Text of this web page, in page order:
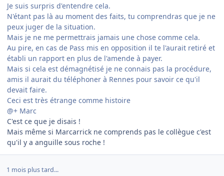
Je suis surpris d'entendre cela.
N'étant pas là au moment des faits, tu comprendras que je ne
peux juger de la situation.
Mais je ne me permettrais jamais une chose comme cela.
Au pire, en cas de Pass mis en opposition il te l'aurait retiré et
établi un rapport en plus de l'amende à payer.
Mais si cela est démagnétisé je ne connais pas la procédure,
amis il aurait du téléphoner à Rennes pour savoir ce qu'il
devait faire.
Ceci est très étrange comme histoire
@+ Marc
C'est ce que je disais !
Mais même si Marcarrick ne comprends pas le collègue c'est
qu'il y a anguille sous roche !
1 mois plus tard...